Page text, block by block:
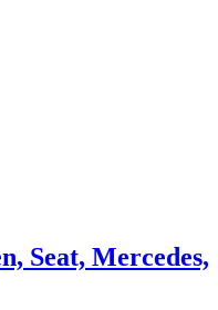
Seat, Mercedes,